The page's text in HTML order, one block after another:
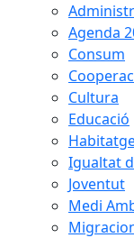
Agenda
Consum
Cultura
Educació
Igualtat
Joventut
Medi